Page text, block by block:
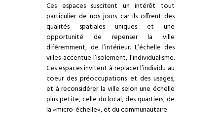
Ces espaces suscitent un intérêt tout
particulier de nos jours car ils offrent des
qualités spatiales uniques et une
opportunité de repenser la ville
diféremment, de l’intérieur. L’échelle des
villes accentue l’isolement, l’individualisme.
Ces espaces invitent à replacer l’individu au
coeur des préoccupations et des usages,
et à reconsidérer la ville selon une échelle
plus petite, celle du local, des quartiers, de
la «micro-échelle», et du communautaire.